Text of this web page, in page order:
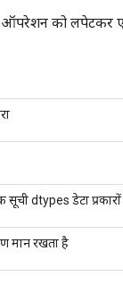
को लपेटकर
सूची dtypes डेटा
मान रखता है